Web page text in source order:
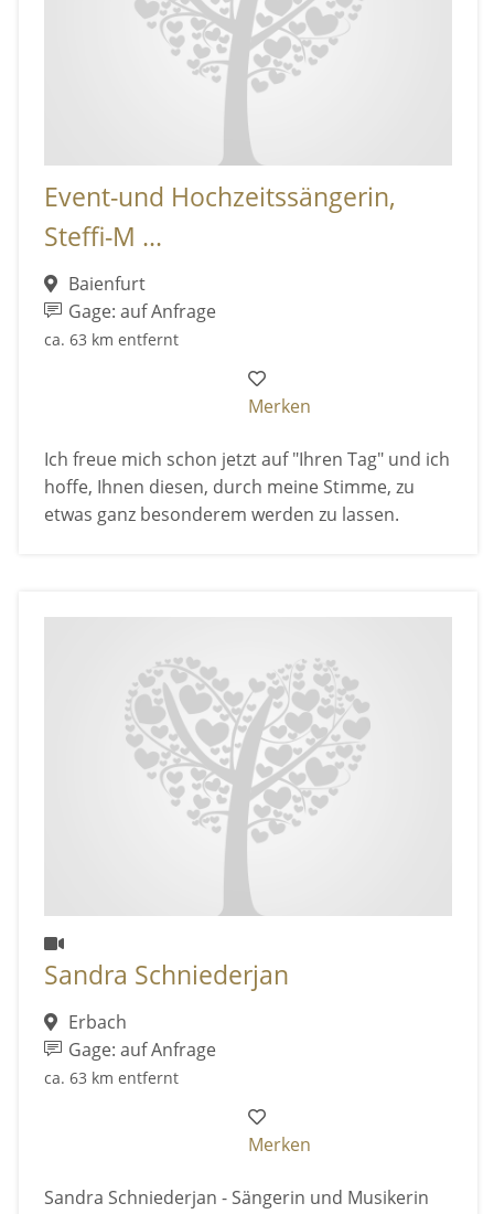
Event-und Hochzeitssängerin,
Steffi-M ...
Baienfurt
Gage: auf Anfrage
ca. 63 km entfernt
Merken
Ich freue mich schon jetzt auf "Ihren Tag" und ich
hoffe, Ihnen diesen, durch meine Stimme, zu
etwas ganz besonderem werden zu lassen.
Sandra Schniederjan
Erbach
Gage: auf Anfrage
ca. 63 km entfernt
Merken
Sandra Schniederjan - Sängerin und Musikerin